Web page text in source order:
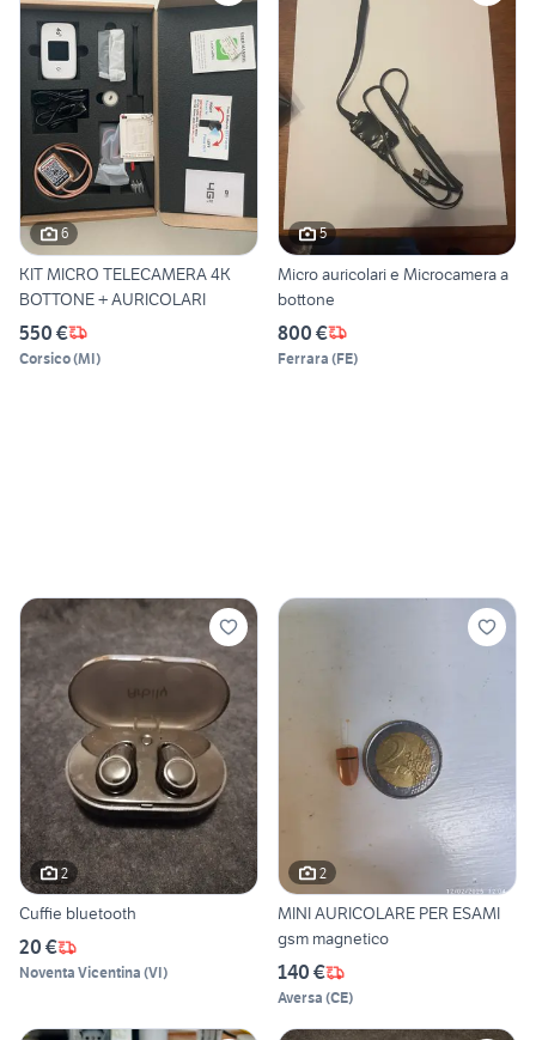
6
KIT MICRO TELECAMERA 4K
BOTTONE + AURICOLARI
550 €
Corsico(MI)
5
Micro auricolari e Microcamera a
bottone
800 €
Ferrara (FE)
2
Cuffie bluetooth
20 €
Noventa Vicentina (VI)
2
MINI AURICOLARE PER ESAMI
gsm magnetico
140 €
Aversa (CE)